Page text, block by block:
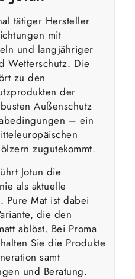
tätiger Hersteller
mit
und langjähriger
Wetterschutz. Die
zu den
der
Außenschutz
– ein
zugutekommt.
Jotun die
als aktuelle
Pure Mat ist dabei
die den
ablöst. Bei Proma
Sie die Produkte
samt
und Beratung.